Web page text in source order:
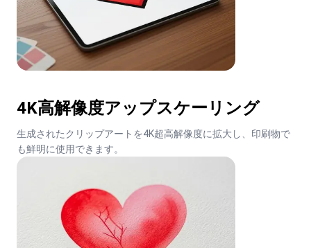
4K高解像度アップスケーリング
生成されたクリップアートを4K超高解像度に拡大し、印刷物で
も鮮明に使用できます。